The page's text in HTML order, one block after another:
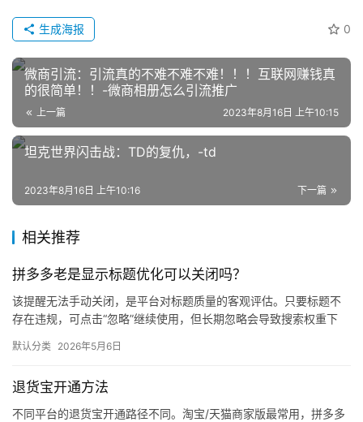
营
跨
境
电
商
媒
区
登录
0
生成海报
微商引流：引流真的不难不难不难！！！互联网赚钱真
的很简单！！-微商相册怎么引流推广
上一篇 2023年8月16日 上午10:15
坦克世界闪击战：TD的复仇，-td
下一篇
2023年8月16日 上午10:16
相关推荐
拼多多老是显示标题优化可以关闭吗？
该提醒无法手动关闭，是平台对标题质量的客观评估。只要标题不
存在违规，可点击“忽略”继续使用，但长期忽略会导致搜索权重下
默认分类 2026年5月6日
退货宝开通方法
不同平台的退货宝开通路径不同。淘宝/天猫商家版最常用，拼多多